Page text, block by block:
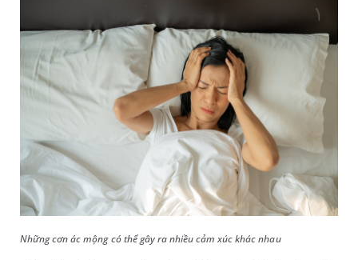
Những cơn ác mộng có thể gây ra nhiều cảm xúc khác nhau